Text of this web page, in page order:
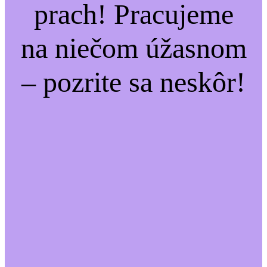
prach! Pracujeme
na niečom úžasnom
– pozrite sa neskôr!